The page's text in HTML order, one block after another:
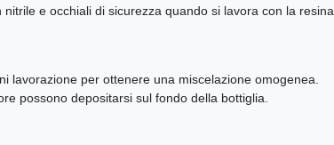
e occhiali di sicurezza quando si lavora con la resina.
lavorazione per ottenere una miscelazione omogenea.
possono depositarsi sul fondo della bottiglia.